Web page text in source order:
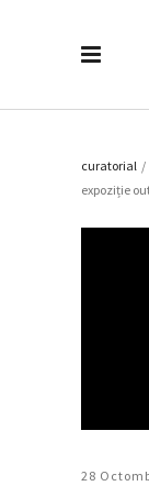
curatorial /
expoziție
28